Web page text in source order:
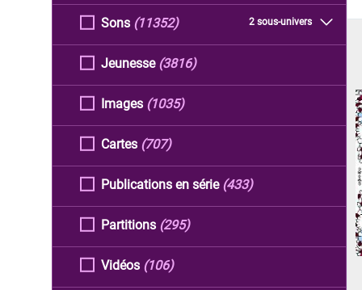
Sons 2 sous-univers
(11352)
Jeunesse (3816)
Images (1035)
Cartes (707)
Publications en série (433)
Partitions (295)
Vidéos (106)